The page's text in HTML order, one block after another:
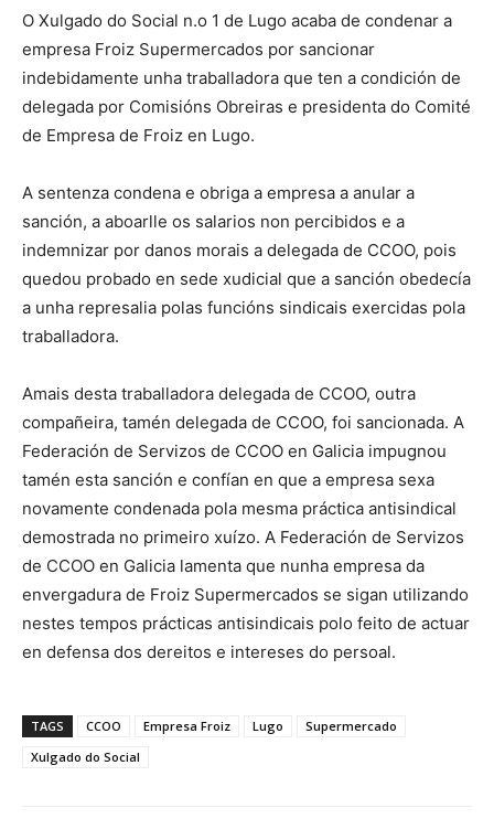
O Xulgado do Social n.o 1 de Lugo acaba de condenar a
empresa Froiz Supermercados por sancionar
indebidamente unha traballadora que ten a condición de
delegada por Comisións Obreiras e presidenta do Comité
de Empresa de Froiz en Lugo.
A sentenza condena e obriga a empresa a anular a
sanción, a aboarlle os salarios non percibidos e a
indemnizar por danos morais a delegada de CCOO, pois
quedou probado en sede xudicial que a sanción obedecía
a unha represalia polas funcións sindicais exercidas pola
traballadora.
Amais desta traballadora delegada de CCOO, outra
compañeira, tamén delegada de CCOO, foi sancionada. A
Federación de Servizos de CCOO en Galicia impugnou
tamén esta sanción e confían en que a empresa sexa
novamente condenada pola mesma práctica antisindical
demostrada no primeiro xuízo. A Federación de Servizos
de CCOO en Galicia lamenta que nunha empresa da
envergadura de Froiz Supermercados se sigan utilizando
nestes tempos prácticas antisindicais polo feito de actuar
en defensa dos dereitos e intereses do persoal.
TAGS CCOO Empresa Froiz Lugo
Supermercado
Xulgado do Social